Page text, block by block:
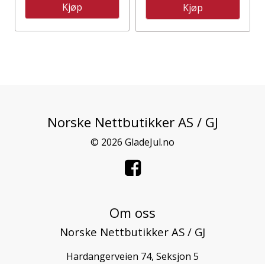
Kjøp
Kjøp
Norske Nettbutikker AS / GJ
© 2026 GladeJul.no
Om oss
Norske Nettbutikker AS / GJ
Hardangerveien 74, Seksjon 5